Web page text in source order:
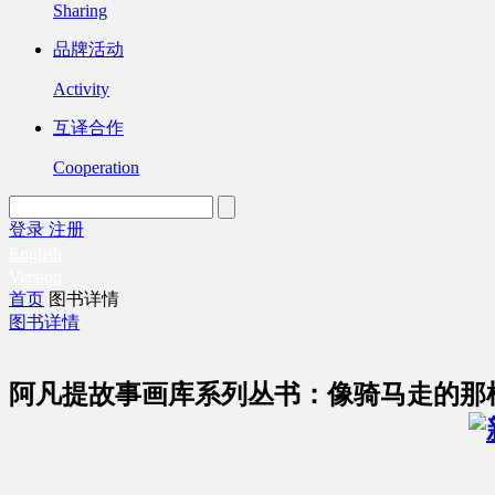
Sharing
品牌活动
Activity
互译合作
Cooperation
登录 注册
首页 图书详情
图书详情
阿凡提故事画库系列丛书：像骑马走的那